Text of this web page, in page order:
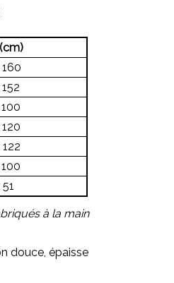
à la main
douce, épaisse